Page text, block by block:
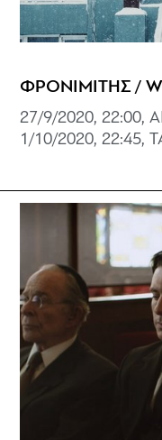
ΦΡΟΝΙΜΙΤΗΣ /
27/9/2020, 22:00,
1/10/2020,